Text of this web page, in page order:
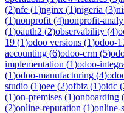
(2)nfe (1)nginx (1)nigeria (3)
(1)nonprofit (4)nonprofit-
(1)oauth2 (2)observability (4)
19 (1)odoo versions (1)odoo-
accounting (6)odoo-crm (5)
implementation (1)odoo-
(1)odoo-manufacturing (4)
studio (1)oee (2)ofbiz (1)oidc (
(1)on-premises (1)onboarding (
(2)online-reputation (1)online-